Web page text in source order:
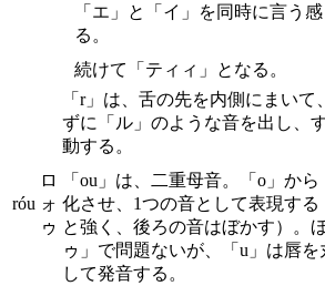
「エ」と「イ」を同時に言う
る。
続けて「ティィ」となる。
róu
ロ
ォ
ゥ
「r」は、舌の先を内側にまい
ずに「ル」のような音を出し、
動する。
「ou」は、二重母音。「o」か
化させ、1つの音として表現する
と強く、後ろの音はぼかす）。
ゥ」で問題ないが、「u」は唇
して発音する。